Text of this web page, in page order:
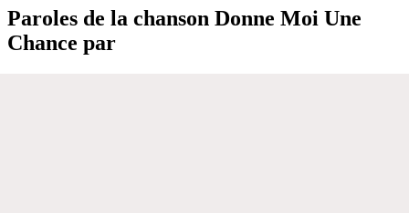
Paroles de la chanson Donne Moi Une
Chance par